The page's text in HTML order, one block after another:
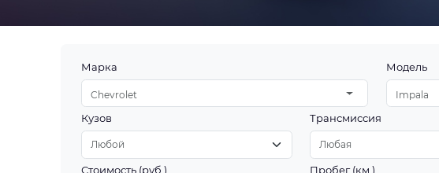
Марка
Chevrolet
Модель
Impala
Кузов Трансмиссия
Стоимость (руб.) Пробег (км.)